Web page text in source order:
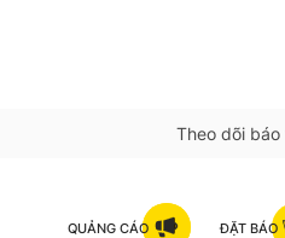
Theo dõi báo
QUẢNG CÁO ĐẶT BÁO